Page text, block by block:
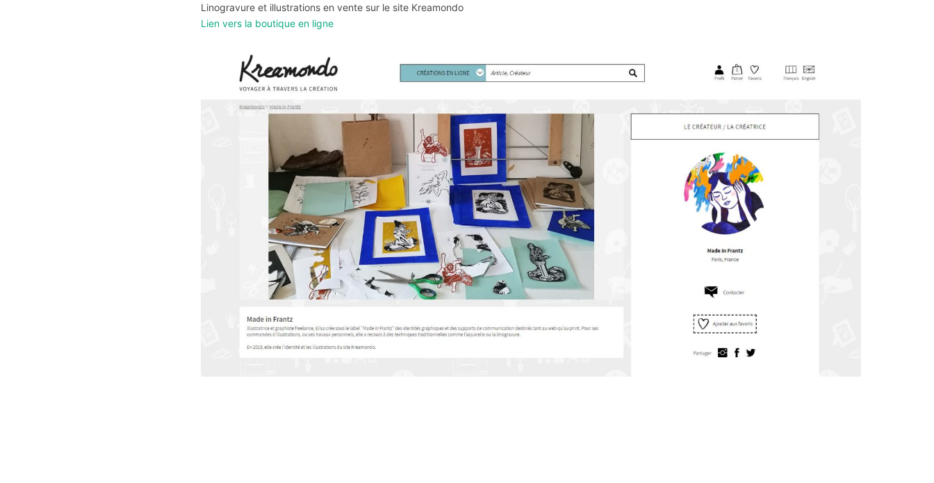
Linogravure et illustrations en vente sur le site Kreamondo
Lien vers la boutique en ligne